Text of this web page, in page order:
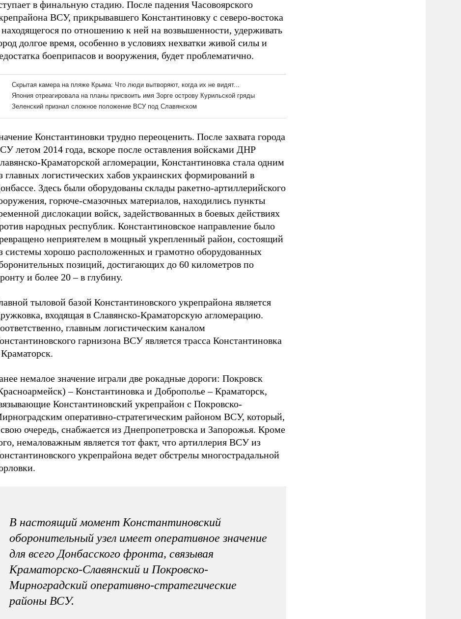
в финальную стадию. После падения Часовоярского
ВСУ, прикрывавшего Константиновку с северо-востока
по отношению к ней на возвышенности, удерживать
долгое время, особенно в условиях нехватки живой силы и
боеприпасов и вооружения, будет проблематично.
Константиновки трудно переоценить. После захвата города
летом 2014 года, вскоре после оставления войсками ДНР
Краматорской агломерации, Константиновка стала одним
главных логистических хабов украинских формирований в
Здесь были оборудованы склады ракетно-артиллерийского
горюче-смазочных материалов, находились пункты
дислокации войск, задействованных в боевых действиях
народных республик. Константиновское направление было
неприятелем в мощный укрепленный район, состоящий
системы хорошо расположенных и грамотно оборудованных
позиций, достигающих до 60 километров по
и более 20 – в глубину.
тыловой базой Константиновского укрепрайона является
входящая в Славянско-Краматорскую агломерацию.
главным логистическим каналом
гарнизона ВСУ является трасса Константиновка
немалое значение играли две рокадные дороги: Покровск
– Константиновка и Доброполье – Краматорск,
Константиновский укрепрайон с Покровско-
оперативно-стратегическим районом ВСУ, который,
очередь, снабжается из Днепропетровска и Запорожья. Кроме
немаловажным является тот факт, что артиллерия ВСУ из
укрепрайона ведет обстрелы многострадальной
В настоящий момент Константиновский
оборонительный узел имеет оперативное значение
для всего Донбасского фронта, связывая
Краматорско-Славянский и Покровско-
Мирноградский оперативно-стратегические
районы ВСУ.